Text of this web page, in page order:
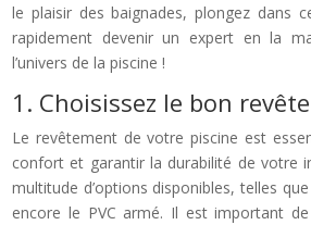
le plaisir des baignades, plongez dans
rapidement devenir un expert en la
l’univers de la piscine !
1. Choisissez le bon
Le revêtement de votre piscine est
confort et garantir la durabilité de votre
multitude d’options disponibles, telles
encore le PVC armé. Il est important